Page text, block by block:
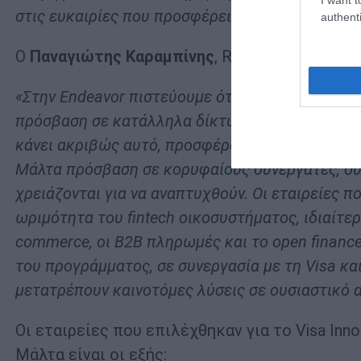
στις ευκαιρίες που προσφέρει το παγκόσμιο
Ο Παναγιώτης Καραμπίνης, Regional
«Στην Endeavor πιστεύουμε ότι τα
πρόσβαση σε κατάλληλα δίκτυα, τεχνογνωσία
κάνει ακριβώς αυτό, προσφέροντας σε
Μάλτα πρόσβαση σε κορυφαίους συνεργάτες,
χρειάζονται για να αναπτυχθούν. Οι
ωριμότητα του fintech οικοσυστήματος,
commerce, οι B2B πληρωμές και το open
του προγράμματος, σε συνεργασία με τη Visa
μετατρέπουν καινοτόμες λύσεις σε ουσιαστικό
Οι εταιρείες που επιλέχθηκαν για το Visa
Μάλτα είναι οι εξής: